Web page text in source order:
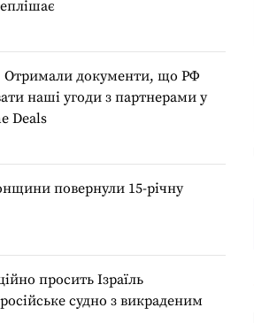
Отримали документи, що РФ
наші угоди з партнерами у
Deals
повернули 15-річну
просить Ізраїль
судно з викраденим